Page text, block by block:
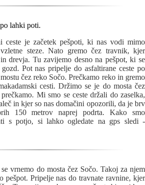
ceste je začetek pešpoti, ki nas vodi mimo
steze. Nato gremo čez travnik, kjer
drevja. Tu zavijemo desno na pešpot, ki se
Pot nas pripelje do asfaltirane ceste po
čez reko Sočo. Prečkamo reko in gremo
cesti. Držimo se je do mosta čez
Mi smo se ceste držali do zaselka,
in kjer so nas domačini opozorili, da je brv
150 metrov naprej podrta. Kako smo
s potjo, si lahko ogledate na gps sledi -
vrnemo do mosta čez Sočo. Takoj za njem
pešpot. Pripelje nas do travnate ravnine, kjer